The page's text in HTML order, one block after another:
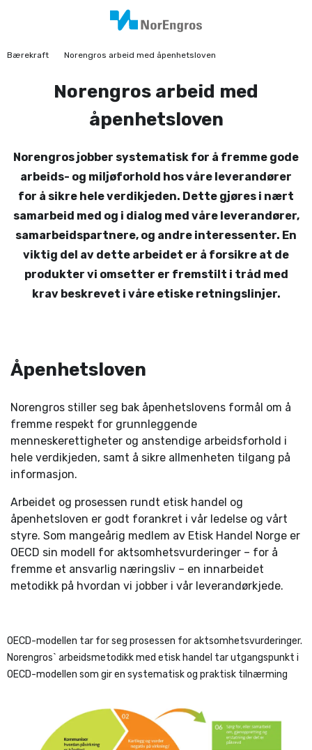
Bærekraft Norengros arbeid med åpenhetsloven
Norengros arbeid med
åpenhetsloven
Norengros jobber systematisk for å fremme gode
arbeids- og miljøforhold hos våre leverandører
for å sikre hele verdikjeden. Dette gjøres i nært
samarbeid med og i dialog med våre leverandører,
samarbeidspartnere, og andre interessenter. En
viktig del av dette arbeidet er å forsikre at de
produkter vi omsetter er fremstilt i tråd med
krav beskrevet i våre etiske retningslinjer.
Åpenhetsloven
Norengros stiller seg bak åpenhetslovens formål om å
fremme respekt for grunnleggende
menneskerettigheter og anstendige arbeidsforhold i
hele verdikjeden, samt å sikre allmenheten tilgang på
informasjon.
Arbeidet og prosessen rundt etisk handel og
åpenhetsloven er godt forankret i vår ledelse og vårt
styre. Som mangeårig medlem av Etisk Handel Norge er
OECD sin modell for aktsomhetsvurderinger – for å
fremme et ansvarlig næringsliv – en innarbeidet
metodikk på hvordan vi jobber i vår leverandørkjede.
OECD-modellen tar for seg prosessen for aktsomhetsvurderinger.
Norengros` arbeidsmetodikk med etisk handel tar utgangspunkt i
OECD-modellen som gir en systematisk og praktisk tilnærming